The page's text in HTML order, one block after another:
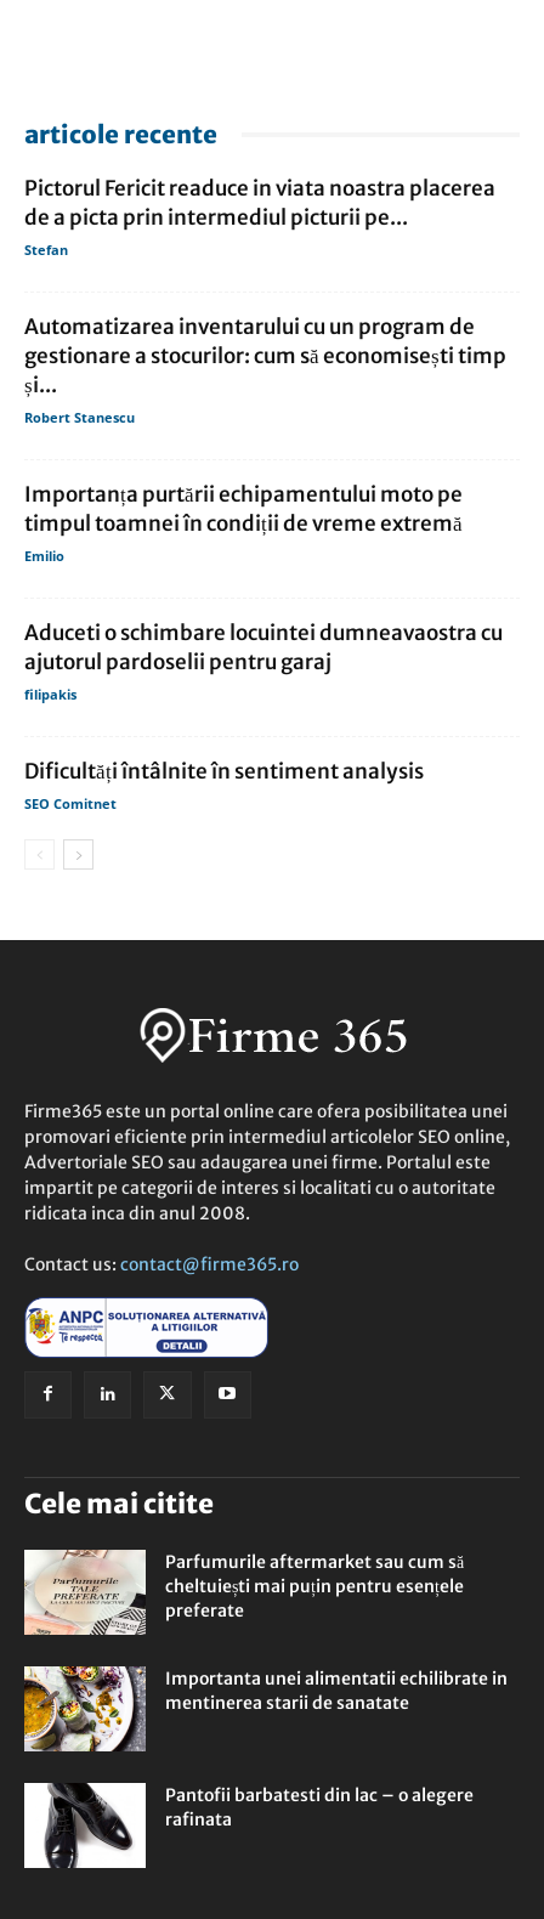
articole recente
Pictorul Fericit readuce in viata noastra placerea
de a picta prin intermediul picturii pe...
Stefan
Automatizarea inventarului cu un program de
gestionare a stocurilor: cum să economisești timp
și...
Robert Stanescu
Importanța purtării echipamentului moto pe
timpul toamnei în condiții de vreme extremă
Emilio
Aduceti o schimbare locuintei dumneavaostra cu
ajutorul pardoselii pentru garaj
filipakis
Dificultăți întâlnite în sentiment analysis
SEO Comitnet
Firme365 este un portal online care ofera posibilitatea unei
promovari eficiente prin intermediul articolelor SEO online,
Advertoriale SEO sau adaugarea unei firme. Portalul este
impartit pe categorii de interes si localitati cu o autoritate
ridicata inca din anul 2008.
Contact us: contact@firme365.ro
Cele mai citite
Parfumurile aftermarket sau cum să
cheltuiești mai puțin pentru esențele
preferate
Importanta unei alimentatii echilibrate in
mentinerea starii de sanatate
Pantofii barbatesti din lac – o alegere
rafinata